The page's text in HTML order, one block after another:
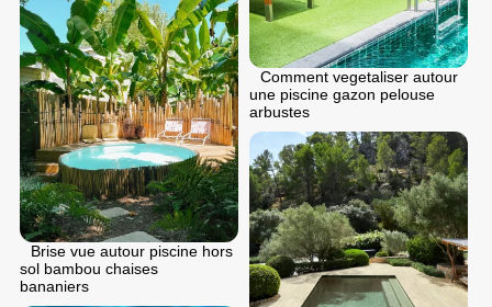
Comment vegetaliser autour
une piscine gazon pelouse
arbustes
Brise vue autour piscine hors
sol bambou chaises
bananiers